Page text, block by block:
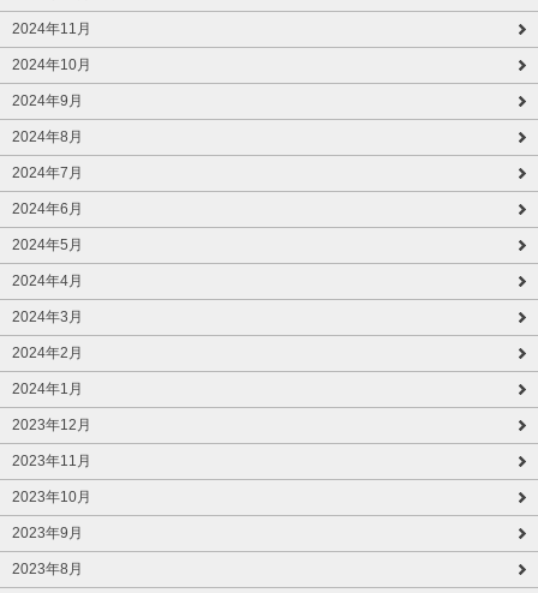
2024年11月
2024年10月
2024年9月
2024年8月
2024年7月
2024年6月
2024年5月
2024年4月
2024年3月
2024年2月
2024年1月
2023年12月
2023年11月
2023年10月
2023年9月
2023年8月